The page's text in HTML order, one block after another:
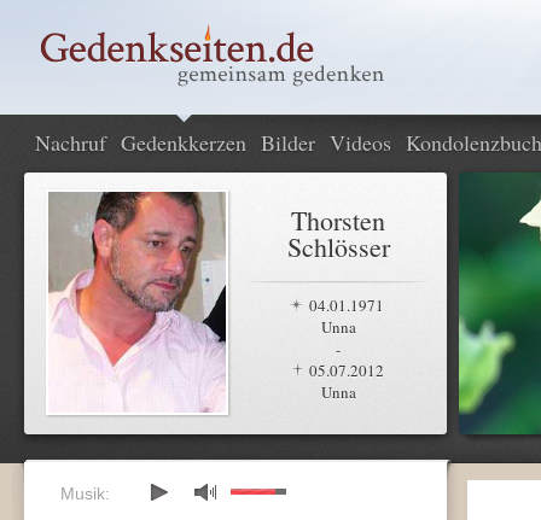
Nachruf Gedenkkerzen Bilder Videos Kondolenzbuch
Thorsten
Schlösser
04.01.1971
Unna
-
05.07.2012
Unna
Musik: